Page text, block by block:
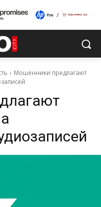
Мошенники предлагают